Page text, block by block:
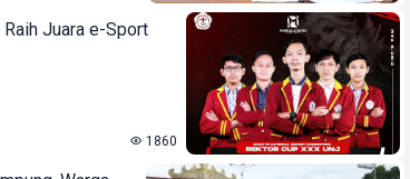
Juara e-Sport
1860